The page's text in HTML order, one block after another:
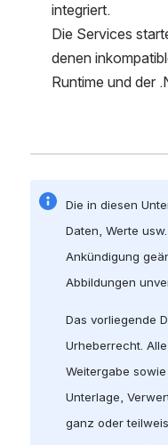
integriert.
Die Services
denen
Runtime und der
Die in diesen
Daten, Werte
Ankündigung
Abbildungen
Das vorliegende
Urheberrecht.
Weitergabe
Unterlage,
ganz oder